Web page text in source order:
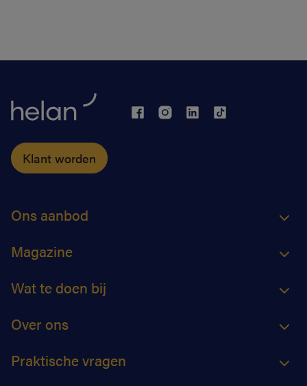
Klant worden
Ons aanbod
Magazine
Wat te doen bij
Over ons
Praktische vragen